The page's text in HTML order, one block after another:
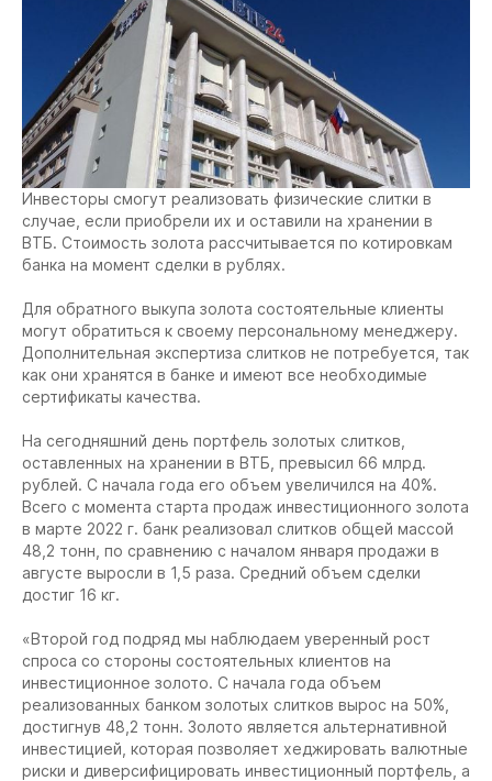
Инвесторы смогут реализовать физические слитки в
случае, если приобрели их и оставили на хранении в
ВТБ. Стоимость золота рассчитывается по котировкам
банка на момент сделки в рублях.
Для обратного выкупа золота состоятельные клиенты
могут обратиться к своему персональному менеджеру.
Дополнительная экспертиза слитков не потребуется, так
как они хранятся в банке и имеют все необходимые
сертификаты качества.
На сегодняшний день портфель золотых слитков,
оставленных на хранении в ВТБ, превысил 66 млрд.
рублей. С начала года его объем увеличился на 40%.
Всего с момента старта продаж инвестиционного золота
в марте 2022 г. банк реализовал слитков общей массой
48,2 тонн, по сравнению с началом января продажи в
августе выросли в 1,5 раза. Средний объем сделки
достиг 16 кг.
«Второй год подряд мы наблюдаем уверенный рост
спроса со стороны состоятельных клиентов на
инвестиционное золото. С начала года объем
реализованных банком золотых слитков вырос на 50%,
достигнув 48,2 тонн. Золото является альтернативной
инвестицией, которая позволяет хеджировать валютные
риски и диверсифицировать инвестиционный портфель, а